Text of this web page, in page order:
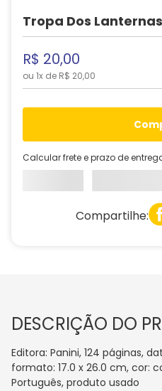
Tropa Dos
R$ 20,00
ou 1x de R$ 20,00
Calcular frete e prazo de
Compartilhe:
DESCRIÇÃO DO
Editora: Panini, 124 páginas,
formato: 17.0 x 26.0 cm, cor:
Português, produto usado